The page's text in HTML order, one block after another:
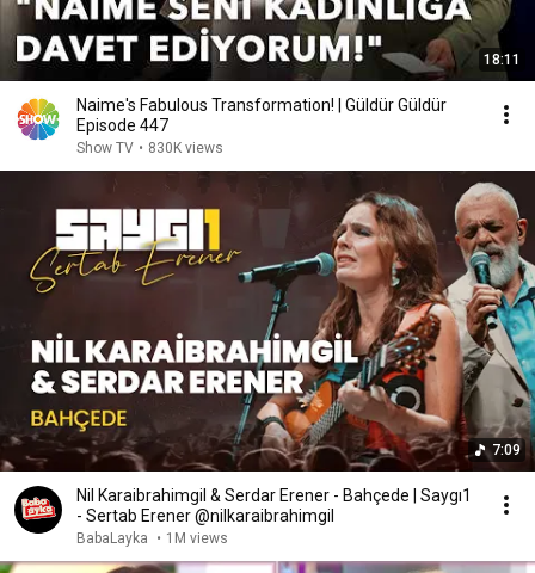
18:11
Naime's Fabulous Transformation! | Güldür Güldür
Episode 447
Show TV • 830K views
7:09
Nil Karaibrahimgil & Serdar Erener - Bahçede | Saygı1
- Sertab Erener @nilkaraibrahimgil
BabaLayka • 1M views